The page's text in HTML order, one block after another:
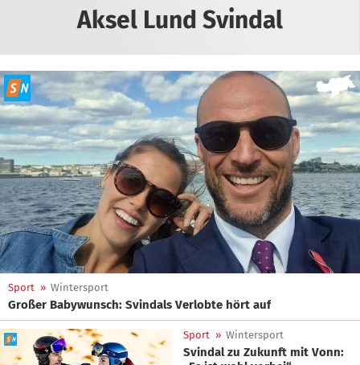
Aksel Lund Svindal
Sport » Wintersport
Großer Babywunsch: Svindals Verlobte hört auf
Sport » Wintersport
Svindal zu Zukunft mit Vonn: